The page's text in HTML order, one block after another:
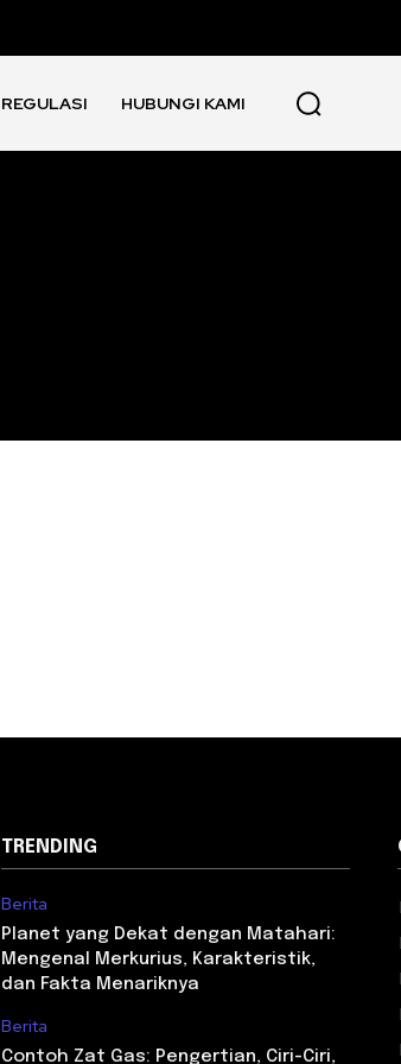
REGULASI HUBUNGI KAMI
TRENDING
Berita
Planet yang Dekat dengan Matahari:
Mengenal Merkurius, Karakteristik,
dan Fakta Menariknya
Berita
Contoh Zat Gas: Pengertian, Ciri-Ciri,